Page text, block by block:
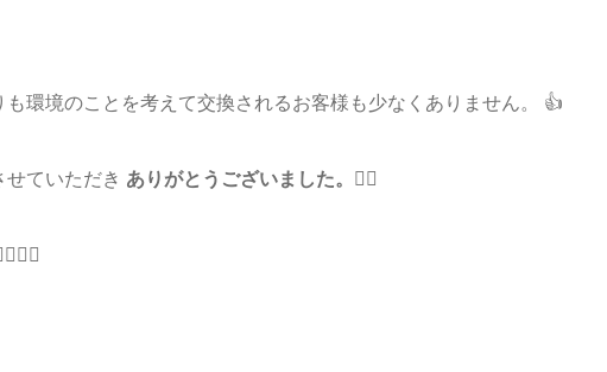
も環境のことを考えて交換されるお客様も少なくありません。 👍
せていただき ありがとうございました。 🙇‍♂️